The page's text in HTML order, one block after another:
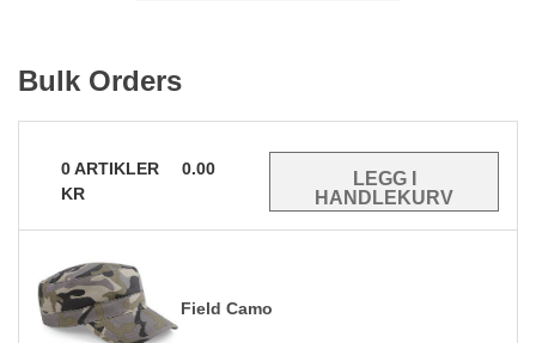
Bulk Orders
0ARTIKLER
0.00
KR
Field Camo